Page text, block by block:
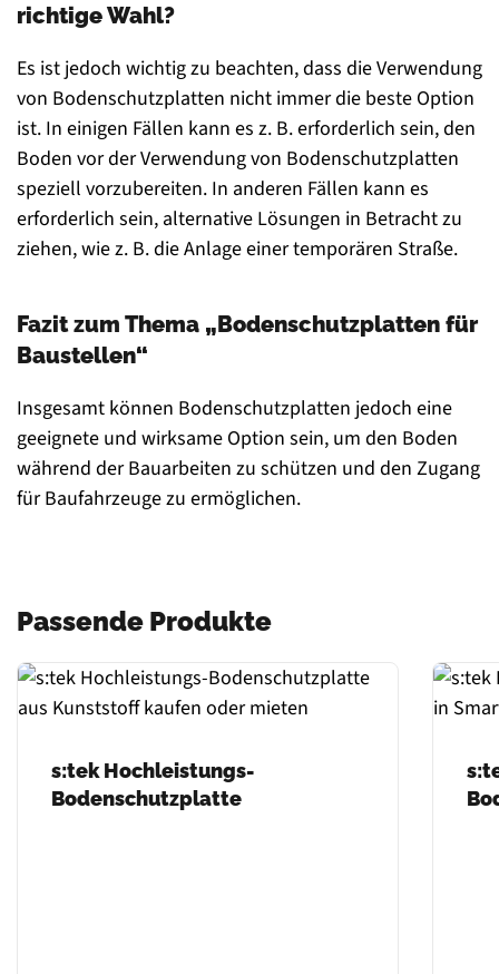
richtige Wahl?
Es ist jedoch wichtig zu beachten, dass die Verwendung
von Bodenschutzplatten nicht immer die beste Option
ist. In einigen Fällen kann es z. B. erforderlich sein, den
Boden vor der Verwendung von Bodenschutzplatten
speziell vorzubereiten. In anderen Fällen kann es
erforderlich sein, alternative Lösungen in Betracht zu
ziehen, wie z. B. die Anlage einer temporären Straße.
Fazit zum Thema „Bodenschutzplatten für
Baustellen“
Insgesamt können Bodenschutzplatten jedoch eine
geeignete und wirksame Option sein, um den Boden
während der Bauarbeiten zu schützen und den Zugang
für Baufahrzeuge zu ermöglichen.
Passende Produkte
s:tek Hochleistungs-
Bodenschutzplatte